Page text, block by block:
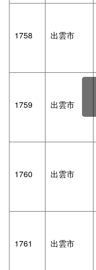
1758 出雲市
1759 出雲市
1760 出雲市
1761 出雲市